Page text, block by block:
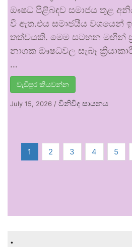
ඖෂධ පිළිබඳව සමාජය තුළ
වී ඇත.එය සමාජයීය වශයෙන්
තත්වයකි. මෙම සටහන මඟින්
නාශක ඖෂධවල සැබෑ
…
වැඩිපුර කියවන්න
July 15, 2026 / විනිවිද සායනය
1 2 3 4 5
.